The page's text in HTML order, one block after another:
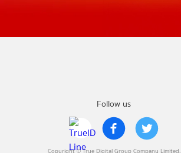
Follow us
Copyright © True Digital Group Company Limited.